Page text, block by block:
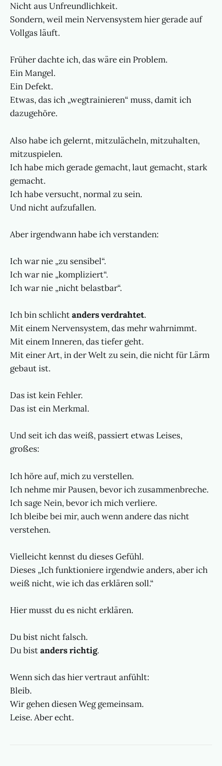
Nicht aus Unfreundlichkeit.
Sondern, weil mein Nervensystem hier gerade auf
Vollgas läuft.
Früher dachte ich, das wäre ein Problem.
Ein Mangel.
Ein Defekt.
Etwas, das ich „wegtrainieren“ muss, damit ich
dazugehöre.
Also habe ich gelernt, mitzulächeln, mitzuhalten,
mitzuspielen.
Ich habe mich gerade gemacht, laut gemacht, stark
gemacht.
Ich habe versucht, normal zu sein.
Und nicht aufzufallen.
Aber irgendwann habe ich verstanden:
Ich war nie „zu sensibel“.
Ich war nie „kompliziert“.
Ich war nie „nicht belastbar“.
Ich bin schlichtanders verdrahtet.
Mit einem Nervensystem, das mehr wahrnimmt.
Mit einem Inneren, das tiefer geht.
Mit einer Art, in der Welt zu sein, die nicht für Lärm
gebaut ist.
Das ist kein Fehler.
Das ist ein Merkmal.
Und seit ich das weiß, passiert etwas Leises,
großes:
Ich höre auf, mich zu verstellen.
Ich nehme mir Pausen, bevor ich zusammenbreche.
Ich sage Nein, bevor ich mich verliere.
Ich bleibe bei mir, auch wenn andere das nicht
verstehen.
Vielleicht kennst du dieses Gefühl.
Dieses „Ich funktioniere irgendwie anders, aber ich
weiß nicht, wie ich das erklären soll.“
Hier musst du es nicht erklären.
Du bist nicht falsch.
Du bistanders richtig.
Wenn sich das hier vertraut anfühlt:
Bleib.
Wir gehen diesen Weg gemeinsam.
Leise. Aber echt.